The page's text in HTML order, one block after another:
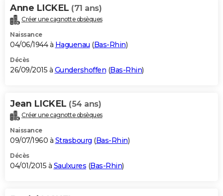
Anne LICKEL (71 ans)
Créer une cagnotte obsèques
Naissance
04/06/1944 à Haguenau (Bas-Rhin)
Décès
26/09/2015 à Gundershoffen (Bas-Rhin)
Jean LICKEL (54 ans)
Créer une cagnotte obsèques
Naissance
09/07/1960 à Strasbourg (Bas-Rhin)
Décès
04/01/2015 à Saulxures (Bas-Rhin)